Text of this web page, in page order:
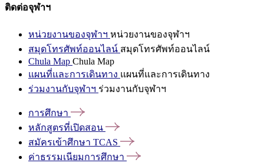
ติดต่อจุฬาฯ
หน่วยงานของจุฬาฯ หน่วยงานของจุฬาฯ
สมุดโทรศัพท์ออนไลน์ สมุดโทรศัพท์ออนไลน์
Chula Map Chula Map
แผนที่และการเดินทาง แผนที่และการเดินทาง
ร่วมงานกับจุฬาฯ ร่วมงานกับจุฬาฯ
การศึกษา
หลักสูตรที่เปิดสอน
สมัครเข้าศึกษา TCAS
ค่าธรรมเนียมการศึกษา